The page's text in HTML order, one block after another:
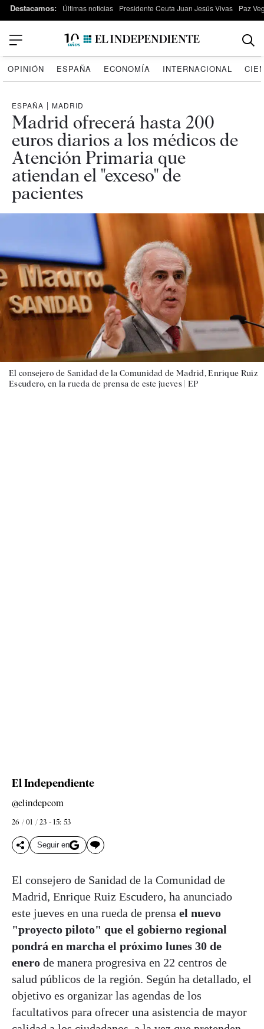
Destacamos: Últimas noticias Presidente Ceuta Juan Jesús Vivas Paz
OPINIÓN ESPAÑA ECONOMÍA INTERNACIONAL
ESPAÑA | MADRID
Madrid ofrecerá hasta 200
euros diarios a los médicos de
Atención Primaria que
atiendan el "exceso" de
pacientes
El consejero de Sanidad de la Comunidad de Madrid, Enrique Ruiz
Escudero, en la rueda de prensa de este jueves | EP
El Independiente
@elindepcom
26 / 01 / 23 - 15: 53
Seguir en
El consejero de Sanidad de la Comunidad de
Madrid, Enrique Ruiz Escudero, ha anunciado
este jueves en una rueda de prensa el nuevo
"proyecto piloto" que el gobierno regional
pondrá en marcha el próximo lunes 30 de
enero de manera progresiva en 22 centros de
salud públicos de la región. Según ha detallado, el
objetivo es organizar las agendas de los
facultativos para ofrecer una asistencia de mayor